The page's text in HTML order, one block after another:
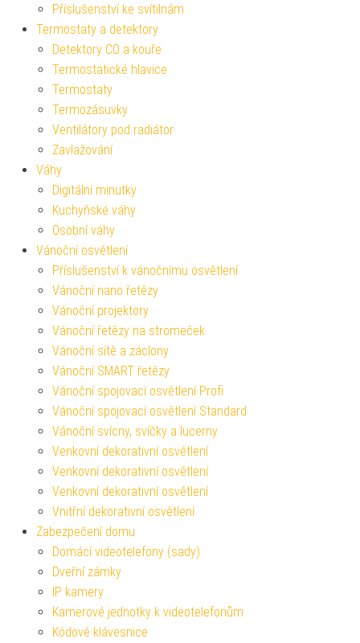
Příslušenství ke svítilnám
Termostaty a detektory
Detektory CO a kouře
Termostatické hlavice
Termostaty
Termozásuvky
Ventilátory pod radiátor
Zavlažování
Váhy
Digitální minutky
Kuchyňské váhy
Osobní váhy
Vánoční osvětlení
Příslušenství k vánočnímu osvětlení
Vánoční nano řetězy
Vánoční projektory
Vánoční řetězy na stromeček
Vánoční sítě a záclony
Vánoční SMART řetězy
Vánoční spojovací osvětlení Profi
Vánoční spojovací osvětlení Standard
Vánoční svícny, svíčky a lucerny
Venkovní dekorativní osvětlení
Venkovní dekorativní osvětlení
Venkovní dekorativní osvětlení
Vnitřní dekorativní osvětlení
Zabezpečení domu
Domácí videotelefony (sady)
Dveřní zámky
IP kamery
Kamerové jednotky k videotelefonům
Kódové klávesnice